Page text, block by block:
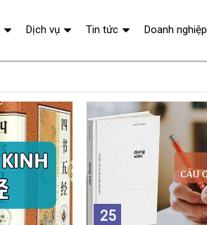
25
Dịch vụ Tin tức Doanh nghiệp